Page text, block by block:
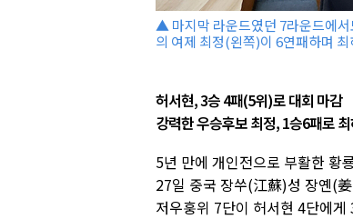
▲ 마지막 라운드였던 7라운드에서
의 여제 최정(왼쪽)이 6연패하며
허서현, 3승 4패(5위)로 대회 마감
강력한 우승후보 최정, 1승6패로
5년 만에 개인전으로 부활한 황
27일 중국 장쑤(江蘇)성 장옌(
저우훙위 7단이 허서현 4단에